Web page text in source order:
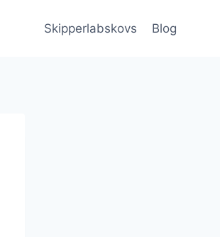
Skipperlabskovs Blog